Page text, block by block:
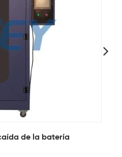
de la batería